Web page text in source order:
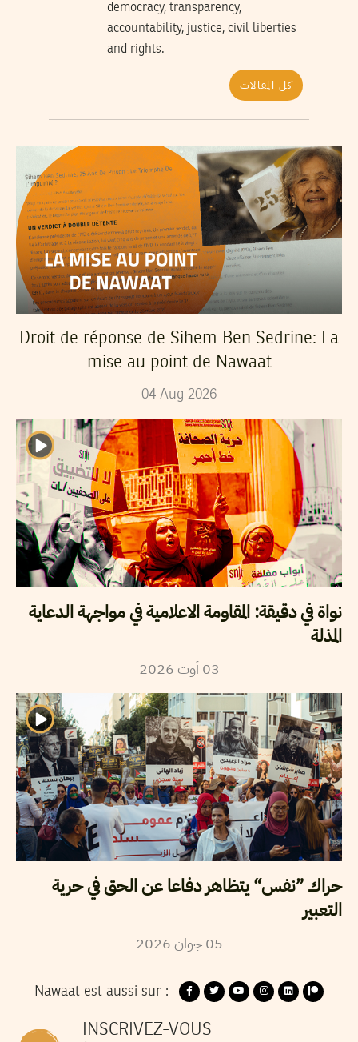
democracy, transparency,
accountability, justice, civil liberties
and rights.
كل المقالات
Droit de réponse de Sihem Ben Sedrine: La
mise au point de Nawaat
04 Aug 2026
نواة في دقيقة: المقاومة الاعلامية في مواجهة الدعاية
المذلة
03 أوت2026
حراك ”نفس“ يتظاهر دفاعا عن الحق في حرية
التعبير
05 جوان2026
Nawaat est aussi sur :
INSCRIVEZ-VOUS